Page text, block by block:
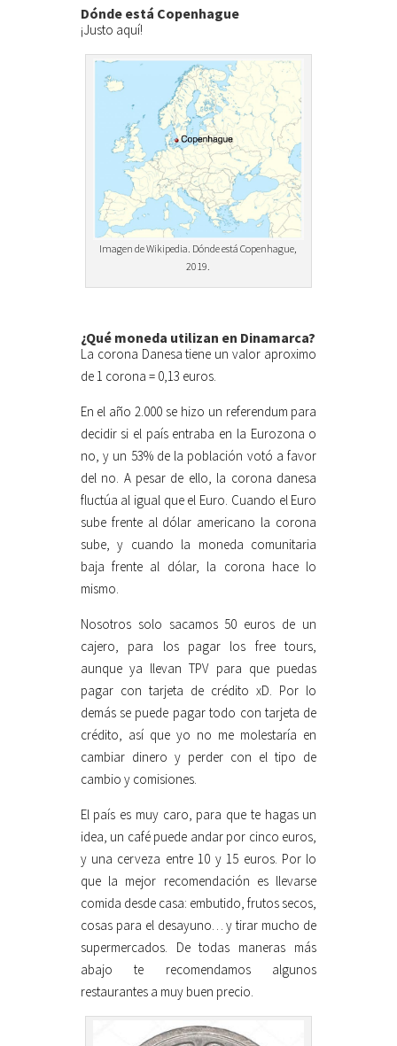
Dónde está Copenhague
¡Justo aquí!
Imagen de Wikipedia. Dónde está Copenhague,
2019.
¿Qué moneda utilizan en Dinamarca?
La corona Danesa tiene un valor aproximo
de 1 corona = 0,13 euros.
En el año 2.000 se hizo un referendum para
decidir si el país entraba en la Eurozona o
no, y un 53% de la población votó a favor
del no. A pesar de ello, la corona danesa
fluctúa al igual que el Euro. Cuando el Euro
sube frente al dólar americano la corona
sube, y cuando la moneda comunitaria
baja frente al dólar, la corona hace lo
mismo.
Nosotros solo sacamos 50 euros de un
cajero, para los pagar los free tours,
aunque ya llevan TPV para que puedas
pagar con tarjeta de crédito xD. Por lo
demás se puede pagar todo con tarjeta de
crédito, así que yo no me molestaría en
cambiar dinero y perder con el tipo de
cambio y comisiones.
El país es muy caro, para que te hagas un
idea, un café puede andar por cinco euros,
y una cerveza entre 10 y 15 euros. Por lo
que la mejor recomendación es llevarse
comida desde casa: embutido, frutos secos,
cosas para el desayuno… y tirar mucho de
supermercados. De todas maneras más
abajo te recomendamos algunos
restaurantes a muy buen precio.